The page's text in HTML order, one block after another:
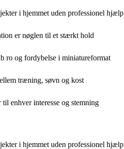
i hjemmet uden professionel hjælp
er nøglen til et stærkt hold
ro og fordybelse i miniatureformat
træning, søvn og kost
enhver interesse og stemning
i hjemmet uden professionel hjælp